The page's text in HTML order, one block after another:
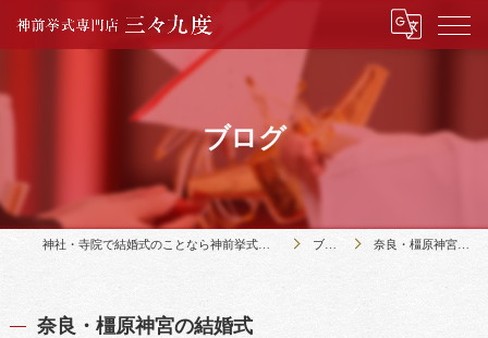
ブログ
神社・寺院で結婚式のことなら神前挙式専門店三々九度 ブログ 奈良・橿原神宮の結婚式
奈良・橿原神宮の結婚式